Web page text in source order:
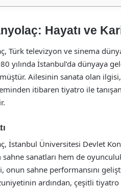
Hayatı ve
Türk televizyon ve sinema
yılında İstanbul’da dünyaya
Ailesinin sanata olan
itibaren tiyatro ile
İstanbul Üniversitesi Devlet
sahne sanatları hem de
onun sahne performansını
ardından, çeşitli tiyatro